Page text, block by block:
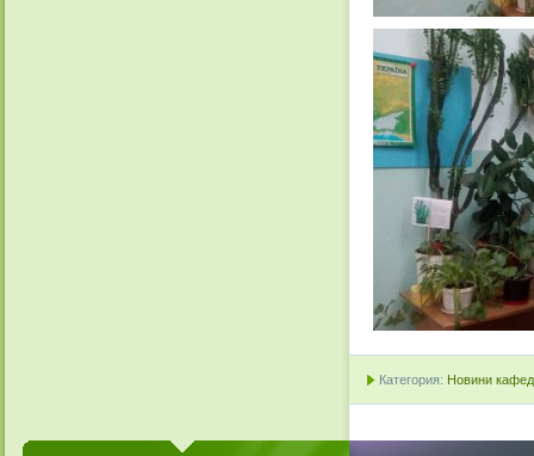
Категория: Новини